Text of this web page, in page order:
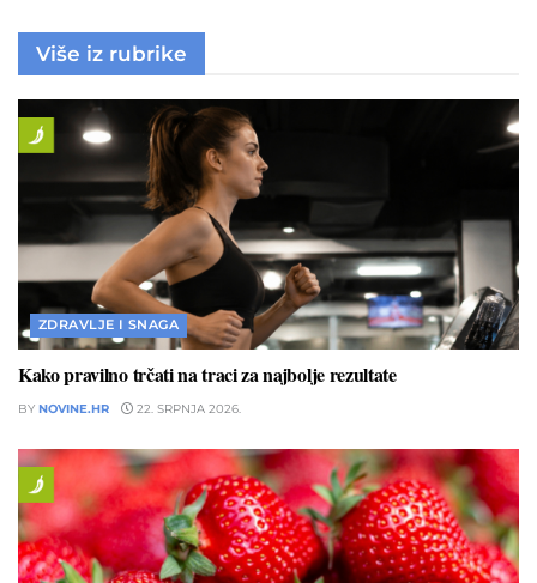
Više iz rubrike
ZDRAVLJE I SNAGA
Kako pravilno trčati na traci za najbolje rezultate
BY NOVINE.HR 22. SRPNJA 2026.